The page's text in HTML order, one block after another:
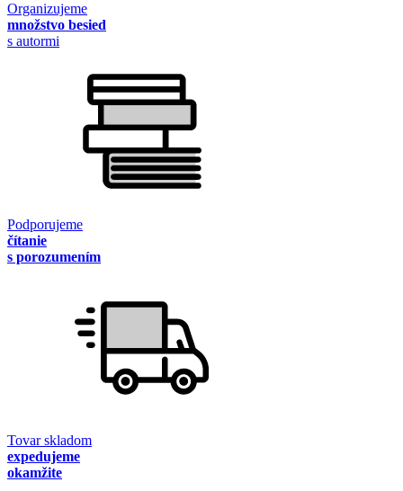
Organizujeme
množstvo besied
s autormi
Podporujeme
čítanie
s porozumením
Tovar skladom
expedujeme
okamžite